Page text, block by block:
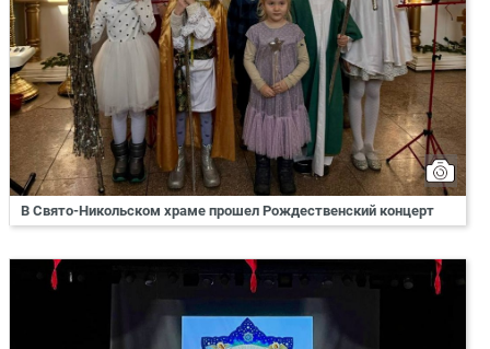
В Свято-Никольском храме прошел Рождественский концерт